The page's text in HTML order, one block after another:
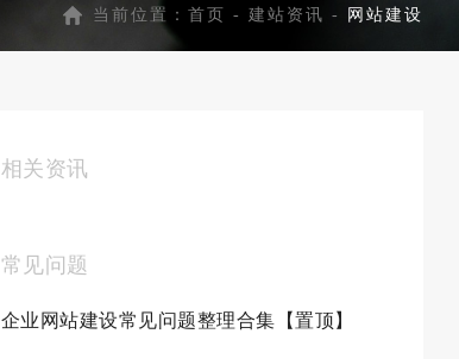
当前位置： 首页 - 建站资讯 - 网站建设
相关资讯
常见问题
企业网站建设常见问题整理合集【置顶】